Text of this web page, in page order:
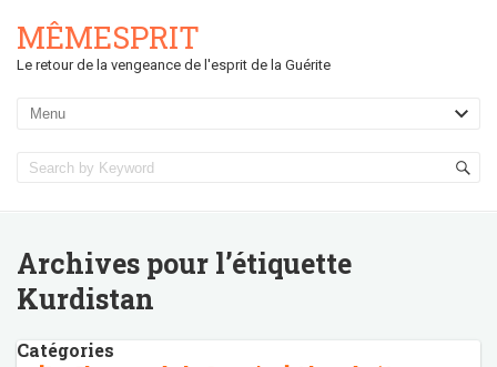
MÊMESPRIT
Le retour de la vengeance de l'esprit de la Guérite
Archives pour l’étiquette
Kurdistan
Catégories